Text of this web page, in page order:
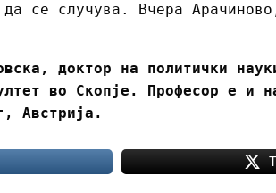
се случува. Вчера
доктор на политички
во Скопје. Професор е и
Австрија.